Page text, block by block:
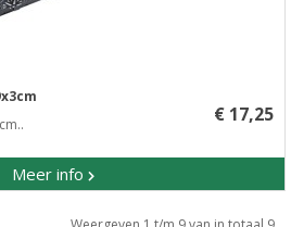
Meer info
€ 17,25